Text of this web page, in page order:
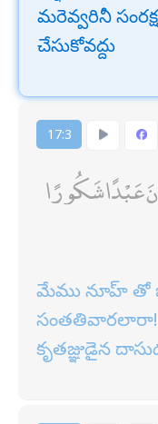
మరెవ్వరినీ
చేసుకోవద్దు
17:3
عَبْدًا شَكُورًا
మేము నూహ్ తో
సంతతివారలారా!
కృతజ్ఞుడైన